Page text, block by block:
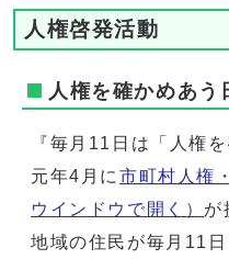
人権啓発活動
人権を確かめあう
『毎月11日は「人権
元年4月に 市町村人権
ウインドウで開く） が
地域の住民が毎月11